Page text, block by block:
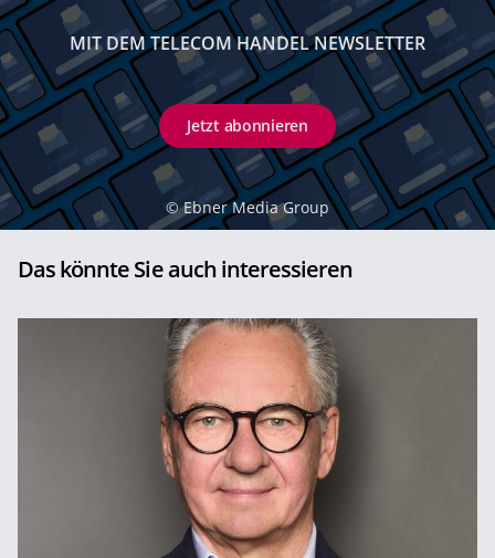
MIT DEM TELECOM HANDEL NEWSLETTER
Jetzt abonnieren
© Ebner Media Group
Das könnte Sie auch interessieren